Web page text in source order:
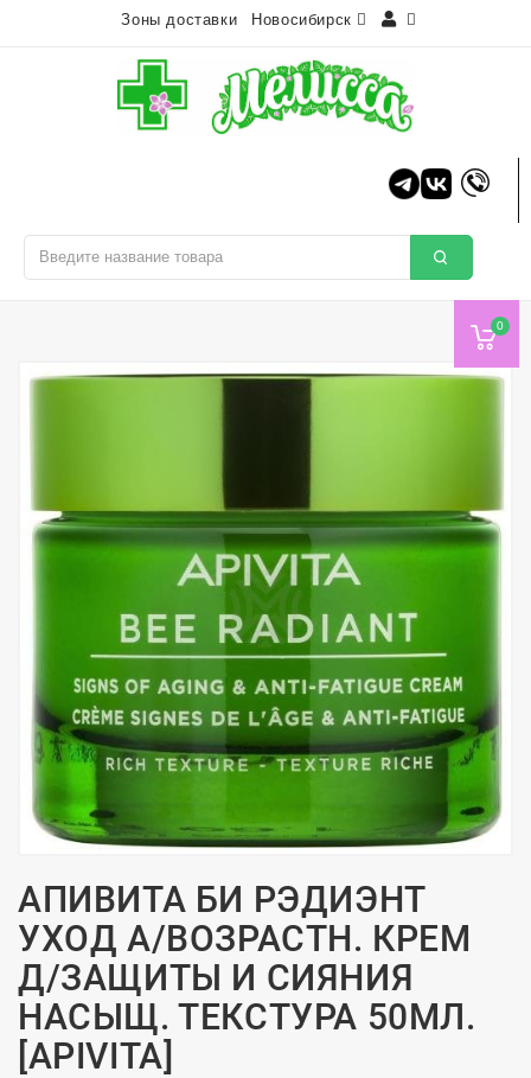
Зоны доставки Новосибирск
0
АПИВИТА БИ РЭДИЭНТ
УХОД А/ВОЗРАСТН. КРЕМ
Д/ЗАЩИТЫ И СИЯНИЯ
НАСЫЩ. ТЕКСТУРА 50МЛ.
[APIVITA]